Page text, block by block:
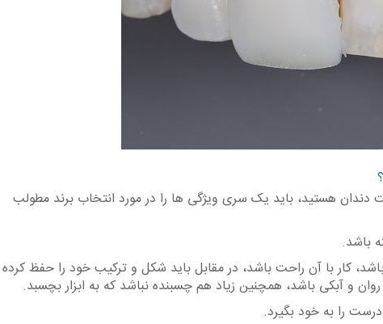
دندان هستید، باید یک سری ویژگی ها را در مورد انتخاب برند مطولب
باشد.
کار با آن راحت باشد، در مقابل باید شکل و ترکیب خود را حفظ کرده
روان و آبکی باشد، همچنین زیاد هم چسبنده نباشد که به ابزار بچسبد.
را به خود بگیرد.